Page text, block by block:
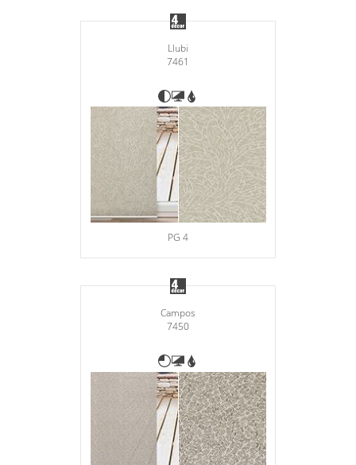
Llubi
7461
PG 4
Campos
7450